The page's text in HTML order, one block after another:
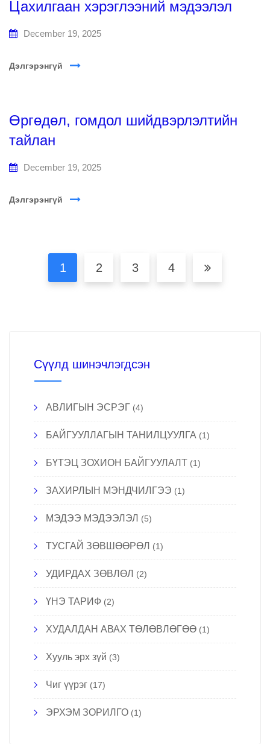
Цахилгаан хэрэглээний мэдээлэл
December 19, 2025
Дэлгэрэнгүй
Өргөдөл, гомдол шийдвэрлэлтийн
тайлан
December 19, 2025
Дэлгэрэнгүй
1 2 3 4
Сүүлд шинэчлэгдсэн
АВЛИГЫН ЭСРЭГ (4)
БАЙГУУЛЛАГЫН ТАНИЛЦУУЛГА (1)
БҮТЭЦ ЗОХИОН БАЙГУУЛАЛТ (1)
ЗАХИРЛЫН МЭНДЧИЛГЭЭ (1)
МЭДЭЭ МЭДЭЭЛЭЛ (5)
ТУСГАЙ ЗӨВШӨӨРӨЛ (1)
УДИРДАХ ЗӨВЛӨЛ (2)
ҮНЭ ТАРИФ (2)
ХУДАЛДАН АВАХ ТӨЛӨВЛӨГӨӨ (1)
Хууль эрх зүй (3)
Чиг үүрэг (17)
ЭРХЭМ ЗОРИЛГО (1)